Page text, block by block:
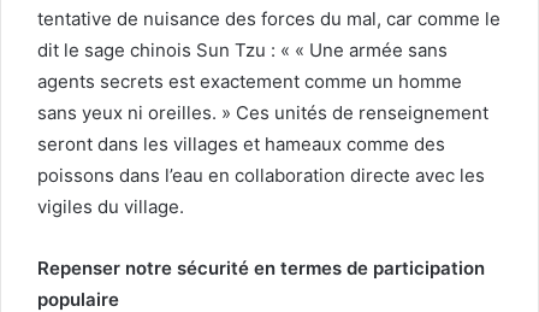
tentative de nuisance des forces du mal, car comme le
dit le sage chinois Sun Tzu : « « Une armée sans
agents secrets est exactement comme un homme
sans yeux ni oreilles. » Ces unités de renseignement
seront dans les villages et hameaux comme des
poissons dans l’eau en collaboration directe avec les
vigiles du village.
Repenser notre sécurité en termes de participation
populaire